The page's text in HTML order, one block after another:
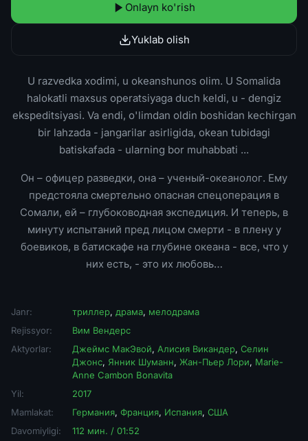
Onlayn ko'rish
Yuklab olish
U razvedka xodimi, u okeanshunos olim. U Somalida
halokatli maxsus operatsiyaga duch keldi, u - dengiz
ekspeditsiyasi. Va endi, o'limdan oldin boshidan kechirgan
bir lahzada - jangarilar asirligida, okean tubidagi
batiskafada - ularning bor muhabbati ...
Он – офицер разведки, она – ученый-океанолог. Ему
предстояла смертельно опасная спецоперация в
Сомали, ей – глубоководная экспедиция. И теперь, в
минуту испытаний пред лицом смерти - в плену у
боевиков, в батискафе на глубине океана - все, что у
них есть, - это их любовь…
Janr: триллер, драма, мелодрама
Rejissyor:
Вим Вендерс
Aktyorlar:
Джеймс МакЭвой, Алисия Викандер, Селин
Джонс, Янник Шуманн, Жан-Пьер Лори, Marie-
Anne Cambon Bonavita
Yil:
2017
Mamlakat:
Германия, Франция, Испания, США
Davomiyligi:
112 мин. / 01:52